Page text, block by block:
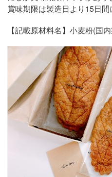
賞味期限は製造日より15日
【記載原材料名】小麦粉(国